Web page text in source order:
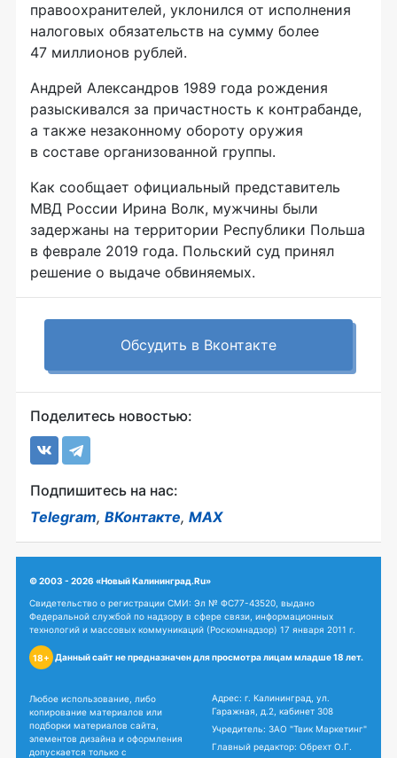
правоохранителей, уклонился от исполнения
налоговых обязательств на сумму более
47 миллионов рублей.
Андрей Александров 1989 года рождения
разыскивался за причастность к контрабанде,
а также незаконному обороту оружия
в составе организованной группы.
Как сообщает официальный представитель
МВД России Ирина Волк, мужчины были
задержаны на территории Республики Польша
в феврале 2019 года. Польский суд принял
решение о выдаче обвиняемых.
Обсудить в Вконтакте
Поделитесь новостью:
Подпишитесь на нас:
Telegram, ВКонтакте, MAX
© 2003 - 2026 «Новый Калининград.Ru»
Свидетельство о регистрации СМИ: Эл № ФС77-43520, выдано
Федеральной службой по надзору в сфере связи, информационных
технологий и массовых коммуникаций (Роскомнадзор) 17 января 2011 г.
18+ Данный сайт не предназначен для просмотра лицам младше 18 лет.
Любое использование, либо
копирование материалов или
подборки материалов сайта,
элементов дизайна и оформления
допускается только с
Адрес: г. Калининград, ул.
Гаражная, д.2, кабинет 308
Учредитель: ЗАО "Твик Маркетинг"
Главный редактор: Обрехт О.Г.